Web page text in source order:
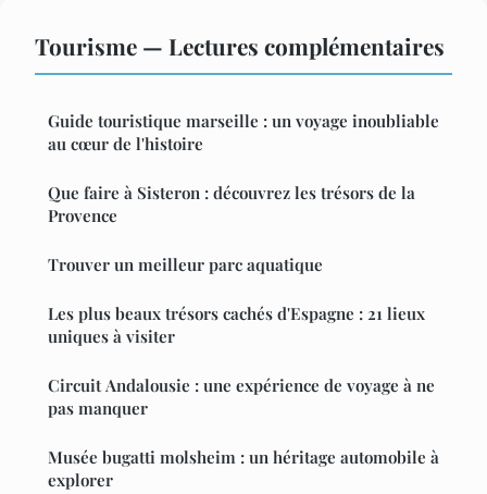
Tourisme — Lectures complémentaires
Guide touristique marseille : un voyage inoubliable
au cœur de l'histoire
Que faire à Sisteron : découvrez les trésors de la
Provence
Trouver un meilleur parc aquatique
Les plus beaux trésors cachés d'Espagne : 21 lieux
uniques à visiter
Circuit Andalousie : une expérience de voyage à ne
pas manquer
Musée bugatti molsheim : un héritage automobile à
explorer